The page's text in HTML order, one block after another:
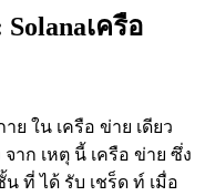
เครือ
ย ใน เครือ ข่าย เดียว
จาก เหตุ นี้ เครือ ข่าย ซึ่ง
ที่ ได้ รับ เชร็ด ท์ เมื่อ